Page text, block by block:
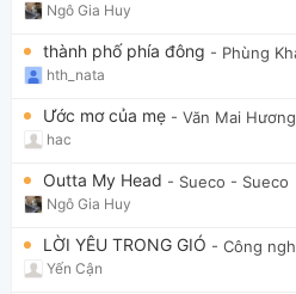
Ngô Gia Huy
thành phố phía đông - Phùng
hth_nata
Ước mơ của mẹ - Văn Mai Hương
hac
Outta My Head - Sueco - Sueco
Ngô Gia Huy
LỜI YÊU TRONG GIÓ - Công
Yến Cận